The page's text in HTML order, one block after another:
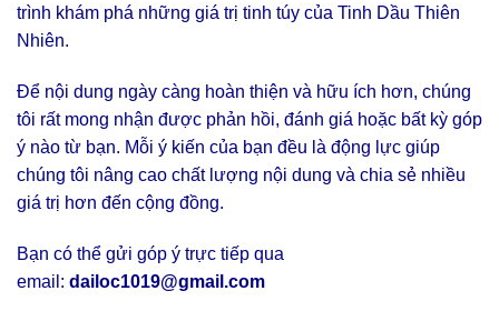
trình khám phá những giá trị tinh túy của Tinh Dầu Thiên
Nhiên.
Để nội dung ngày càng hoàn thiện và hữu ích hơn, chúng
tôi rất mong nhận được phản hồi, đánh giá hoặc bất kỳ góp
ý nào từ bạn. Mỗi ý kiến của bạn đều là động lực giúp
chúng tôi nâng cao chất lượng nội dung và chia sẻ nhiều
giá trị hơn đến cộng đồng.
Bạn có thể gửi góp ý trực tiếp qua
email: dailoc1019@gmail.com